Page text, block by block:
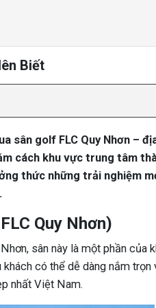
Biết
sân golf FLC Quy Nhơn –
cách khu vực trung tâm
thức những trải nghiệm
Quy Nhơn)
sân này là một phần của
có thể dễ dàng nắm trọn
nhất Việt Nam.